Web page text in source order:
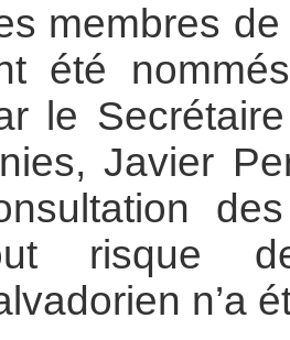
membres
été
le
Javier
risque
n’a